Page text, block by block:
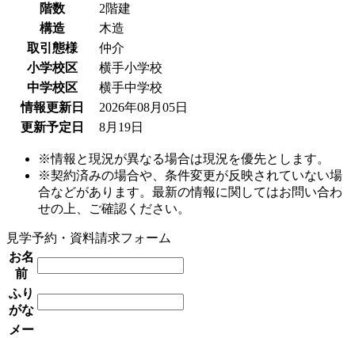
階数
2階建
構造
木造
取引態様
仲介
小学校区
横手小学校
中学校区
横手中学校
情報更新日
2026年08月05日
更新予定日
8月19日
※情報と現況が異なる場合は現況を優先とします。
※契約済みの場合や、条件変更が反映されていない場
合などがあります。最新の情報に関してはお問い合わ
せの上、ご確認ください。
見学予約・資料請求フォーム
お名
前
ふり
がな
メー